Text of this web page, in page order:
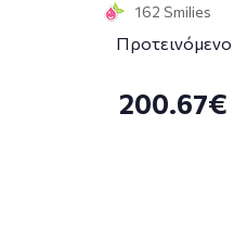
162 Smilies
Προτεινόμενο
200.67€